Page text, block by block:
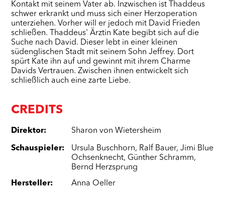
Kontakt mit seinem Vater ab. Inzwischen ist Thaddeus
schwer erkrankt und muss sich einer Herzoperation
unterziehen. Vorher will er jedoch mit David Frieden
schließen. Thaddeus' Ärztin Kate begibt sich auf die
Suche nach David. Dieser lebt in einer kleinen
südenglischen Stadt mit seinem Sohn Jeffrey. Dort
spürt Kate ihn auf und gewinnt mit ihrem Charme
Davids Vertrauen. Zwischen ihnen entwickelt sich
schließlich auch eine zarte Liebe.
CREDITS
Direktor: Sharon von Wietersheim
Schauspieler: Ursula Buschhorn, Ralf Bauer,Jimi Blue
Ochsenknecht, Günther Schramm,
Bernd Herzsprung
Hersteller: Anna Oeller